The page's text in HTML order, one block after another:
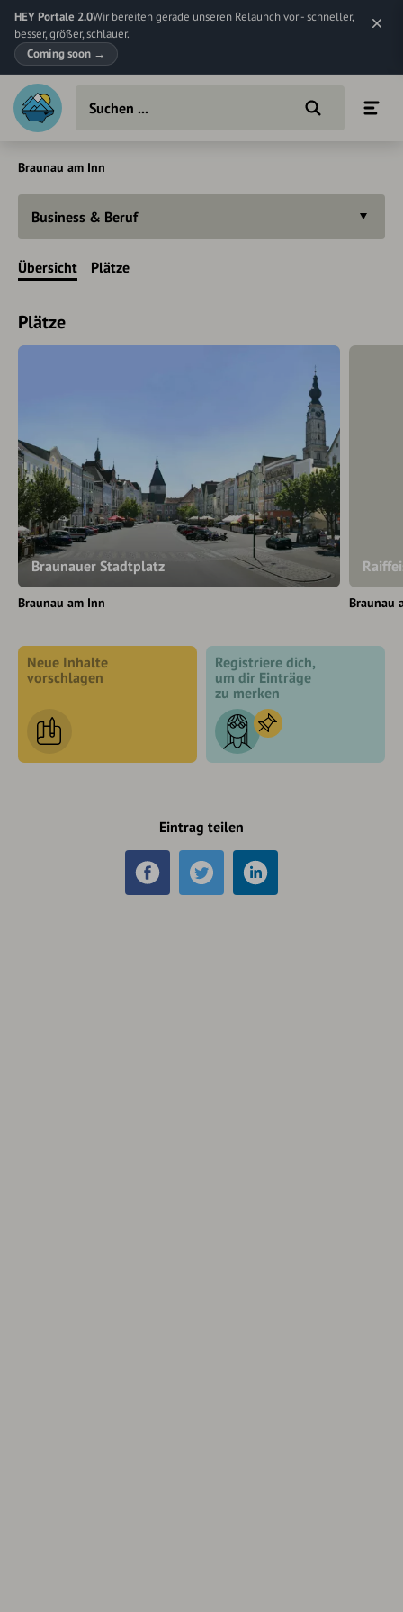
HEY Portale 2.0Wir bereiten gerade unseren Relaunch vor - schneller,
besser, größer, schlauer.
Coming soon →
Braunau am Inn
Business & Beruf
Übersicht Plätze
Plätze
Braunauer Stadtplatz
Braunau am Inn Braunau
Neue Inhalte
vorschlagen
Registriere dich,
um dir Einträge
zu merken
Eintrag teilen